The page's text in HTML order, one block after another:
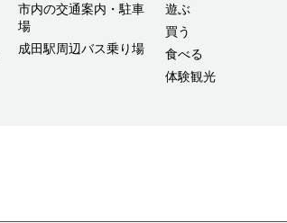
市内の交通案内・駐車
場
成田駅周辺バス乗り場
遊ぶ
買う
食べる
体験観光